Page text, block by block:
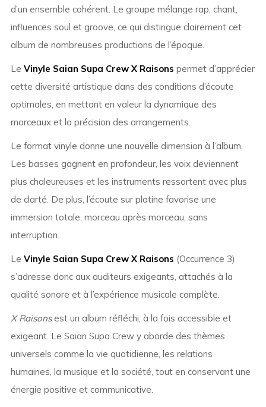
d’un ensemble cohérent. Le groupe mélange rap, chant,
influences soul et groove, ce qui distingue clairement cet
album de nombreuses productions de l’époque.
Le Vinyle Saian Supa Crew X Raisons permet d’apprécier
cette diversité artistique dans des conditions d’écoute
optimales, en mettant en valeur la dynamique des
morceaux et la précision des arrangements.
Le format vinyle donne une nouvelle dimension à l’album.
Les basses gagnent en profondeur, les voix deviennent
plus chaleureuses et les instruments ressortent avec plus
de clarté. De plus, l’écoute sur platine favorise une
immersion totale, morceau après morceau, sans
interruption.
Le Vinyle Saian Supa Crew X Raisons (Occurrence 3)
s’adresse donc aux auditeurs exigeants, attachés à la
qualité sonore et à l’expérience musicale complète.
X Raisonsest un album réfléchi, à la fois accessible et
exigeant. Le Saïan Supa Crew y aborde des thèmes
universels comme la vie quotidienne, les relations
humaines, la musique et la société, tout en conservant une
énergie positive et communicative.